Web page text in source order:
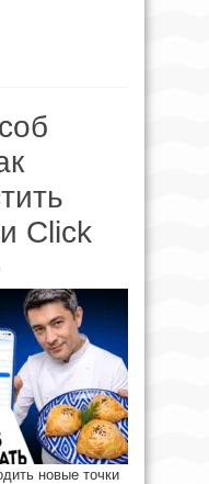
Click
новые точки